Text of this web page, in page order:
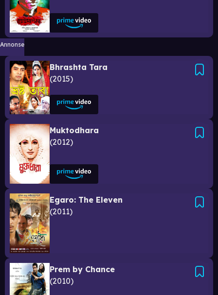
Annonse
Bhrashta Tara
2015
Muktodhara
2012
Egaro: The Eleven
2011
Prem by Chance
2010